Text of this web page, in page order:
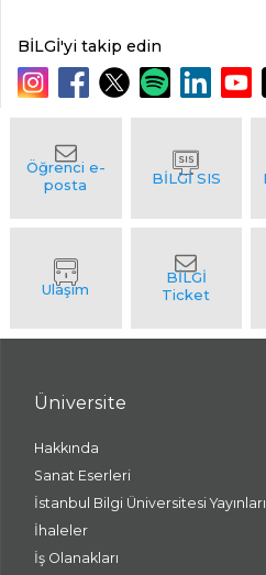
BİLGİ'yi takip edin
Üniversite
Hakkında
Sanat Eserleri
İstanbul Bilgi Üniversitesi Yayınları
İhaleler
İş Olanakları